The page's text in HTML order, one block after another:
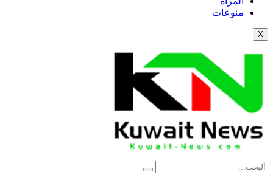
منوعات
X
News Elementor